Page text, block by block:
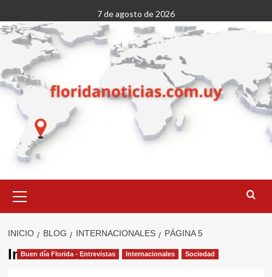
al
contenido
7 de agosto de 2026
primario
INICIO BLOG INTERNACIONALES PÁGINA 5
Internacionales
Buen día Florida - Entrevistas Internacionales Sociedad